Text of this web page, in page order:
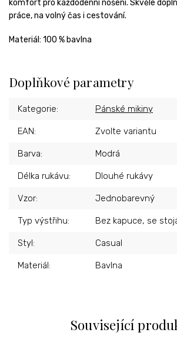
Související
komfort pro každodenní nošení. Skvěle
práce, na volný čas i cestování.
Materiál: 100 % bavlna
Doplňkové parametry
Kategorie: Pánské mikiny
EAN: Zvolte variantu
Barva: Modrá
Délka rukávu: Dlouhé rukávy
Vzor: Jednobarevný
Typ výstřihu: Bez kapuce, se
Styl: Casual
Materiál: Bavlna